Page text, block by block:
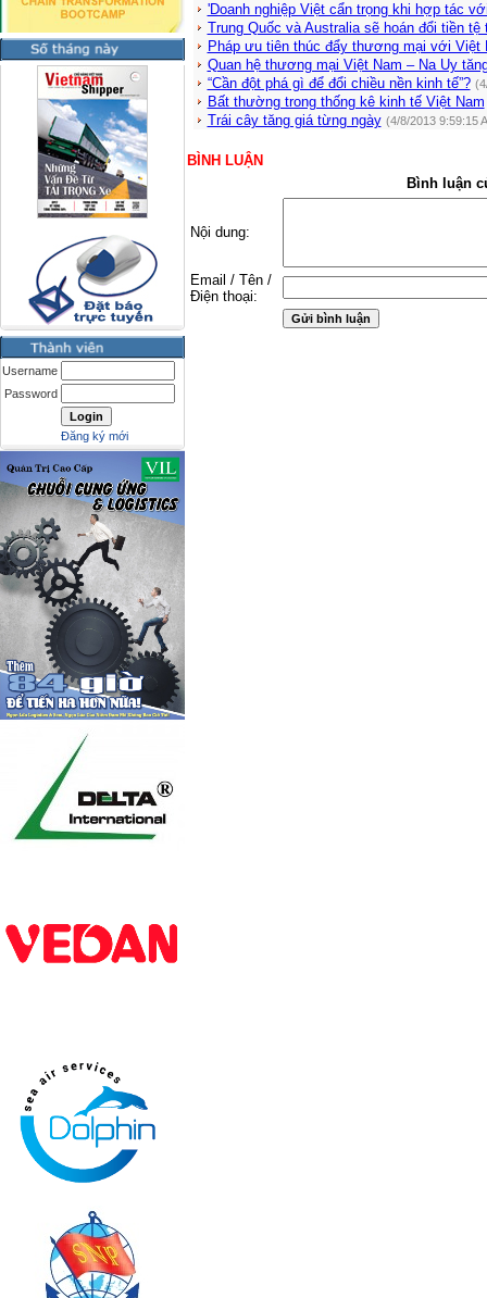
Username
Password
Đăng ký mới
'Doanh nghiệp Việt cẩn trọng khi hợp tác
Trung Quốc và Australia sẽ hoán đổi tiền tệ
Pháp ưu tiên thúc đẩy thương mại với Việt
Quan hệ thương mại Việt Nam – Na Uy
“Cần đột phá gì để đổi chiều nền kinh tế”?
Bất thường trong thống kê kinh tế Việt Nam
Trái cây tăng giá từng ngày (4/8/2013 9:59:15
BÌNH LUẬN
Bình luận
Nội dung:
Email / Tên /
Điện thoại: